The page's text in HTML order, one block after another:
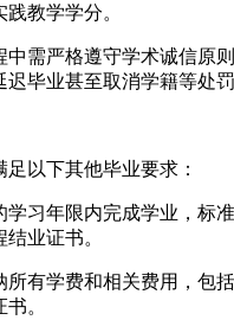
教学学分。
中需严格遵守学术诚信原
毕业甚至取消学籍等处
以下其他毕业要求：
学习年限内完成学业，标
业证书。
所有学费和相关费用，包
。